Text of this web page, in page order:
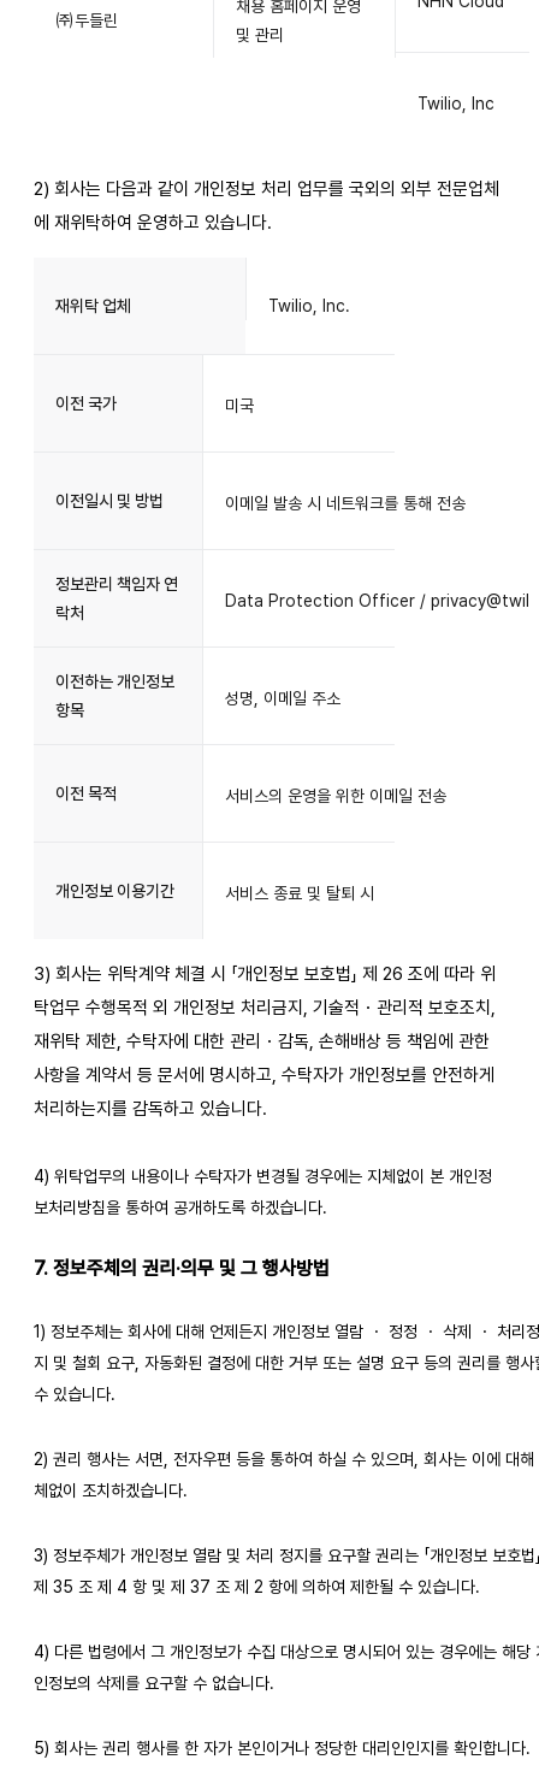
㈜두들린
채용 홈페이지 운영
및 관리
Twilio, Inc
2) 회사는 다음과 같이 개인정보 처리 업무를 국외의 외부 전문업체
에 재위탁하여 운영하고 있습니다.
재위탁 업체 Twilio, Inc.
이전 국가 미국
이전일시 및 방법 이메일 발송 시 네트워크를 통해 전송
정보관리 책임자 연
락처
Data Protection Officer /
이전하는 개인정보
항목
성명, 이메일 주소
이전 목적 서비스의 운영을 위한 이메일 전송
개인정보 이용기간 서비스 종료 및 탈퇴 시
3) 회사는 위탁계약 체결 시 「개인정보 보호법」 제 26 조에 따라 위
탁업무 수행목적 외 개인정보 처리금지, 기술적・관리적 보호조치,
재위탁 제한, 수탁자에 대한 관리・감독, 손해배상 등 책임에 관한
사항을 계약서 등 문서에 명시하고, 수탁자가 개인정보를 안전하게
처리하는지를 감독하고 있습니다.
4) 위탁업무의 내용이나 수탁자가 변경될 경우에는 지체없이 본 개인정
보처리방침을 통하여 공개하도록 하겠습니다.
7. 정보주체의 권리·의무 및 그 행사방법
1) 정보주체는 회사에 대해 언제든지 개인정보 열람 ・ 정정 ・ 삭제 ・ 처리정
지 및 철회 요구, 자동화된 결정에 대한 거부 또는 설명 요구 등의 권리를 행사
수 있습니다.
2) 권리 행사는 서면, 전자우편 등을 통하여 하실 수 있으며, 회사는 이에 대해
체없이 조치하겠습니다.
3) 정보주체가 개인정보 열람 및 처리 정지를 요구할 권리는 「개인정보 보호법
제 35 조 제 4 항 및 제 37 조 제 2 항에 의하여 제한될 수 있습니다.
4) 다른 법령에서 그 개인정보가 수집 대상으로 명시되어 있는 경우에는 해당
인정보의 삭제를 요구할 수 없습니다.
5) 회사는 권리 행사를 한 자가 본인이거나 정당한 대리인인지를 확인합니다.